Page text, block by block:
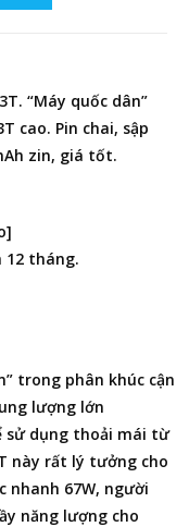
. “Máy quốc dân”
cao. Pin chai, sập
zin, giá tốt.
12 tháng.
trong phân khúc cận
lượng lớn
sử dụng thoải mái từ
này rất lý tưởng cho
nhanh 67W, người
năng lượng cho